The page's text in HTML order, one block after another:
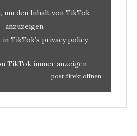
um den Inhalt von TikTok
anzuzeigen.
in TikTok’s privacy policy.
TikTok immer anzeigen
post direkt öffnen